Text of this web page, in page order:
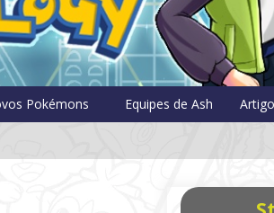
Pokémons Equipes de Ash